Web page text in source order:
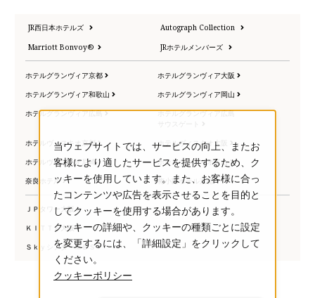
JR西日本ホテルズ Autograph Collection
Marriott Bonvoy® JRホテルメンバーズ
ホテルグランヴィア京都
ホテルグランヴィア大阪
ホテルグランヴィア和歌山
ホテルグランヴィア岡山
ホテルグランヴィア広島
ホテルグランヴィア広島
ホテルヴィスキオ京都
ホテルヴィスキオ大阪
ホテルヴィスキオ尼崎
ホテルヴィスキオ富山
奈良ホテル
梅小路ポテル京都
ＪＰタワー大阪
ＫＩＴＴＥ大阪
ＳｋｙシアターＭＢＳ
当ウェブサイトでは、サービスの向上、またお
客様により適したサービスを提供するため、ク
ッキーを使用しています。また、お客様に合っ
たコンテンツや広告を表示させることを目的と
してクッキーを使用する場合があります。
クッキーの詳細や、クッキーの種類ごとに設定
を変更するには、「詳細設定」をクリックして
ください。
クッキーポリシー